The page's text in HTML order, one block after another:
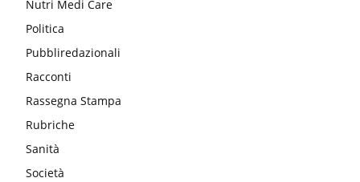
Nutri Medi Care
Politica
Pubbliredazionali
Racconti
Rassegna Stampa
Rubriche
Sanità
Società